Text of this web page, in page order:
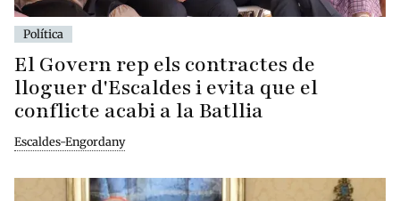
Política
El Govern rep els contractes de
lloguer d'Escaldes i evita que el
conflicte acabi a la Batllia
Escaldes-Engordany